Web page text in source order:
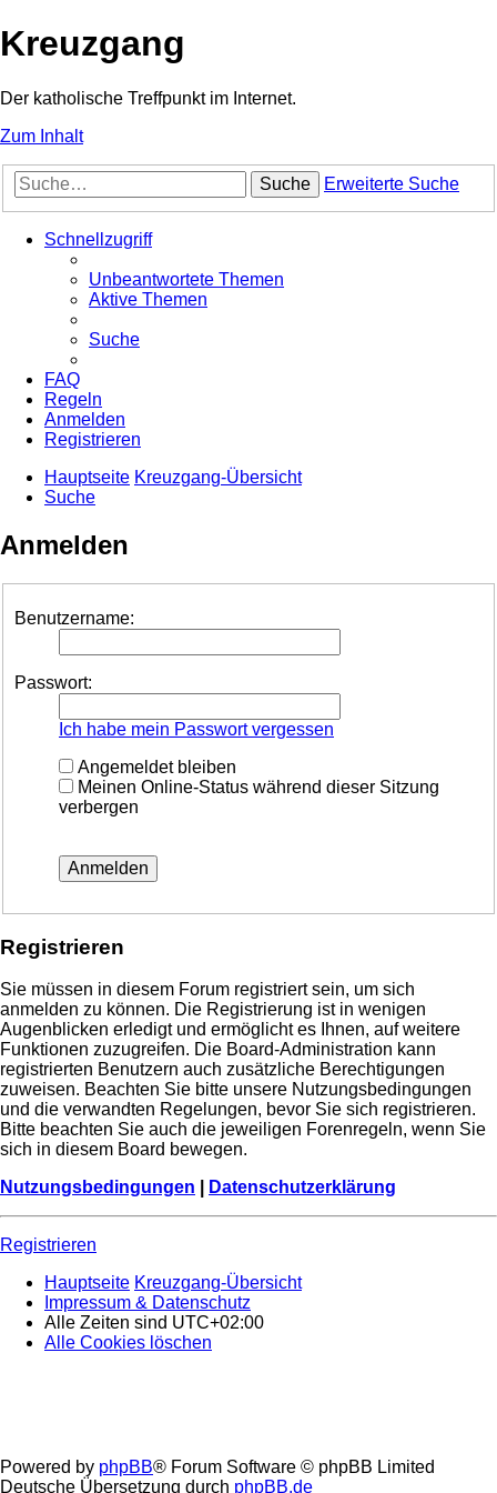
Kreuzgang
Der katholische Treffpunkt im Internet.
Zum Inhalt
Suche Erweiterte Suche
Schnellzugriff
Unbeantwortete Themen
Aktive Themen
Suche
FAQ
Regeln
Anmelden
Registrieren
Hauptseite Kreuzgang-Übersicht
Suche
Anmelden
Benutzername:
Passwort:
Ich habe mein Passwort vergessen
Angemeldet bleiben
Meinen Online-Status während dieser Sitzung
verbergen
Registrieren
Sie müssen in diesem Forum registriert sein, um sich
anmelden zu können. Die Registrierung ist in wenigen
Augenblicken erledigt und ermöglicht es Ihnen, auf weitere
Funktionen zuzugreifen. Die Board-Administration kann
registrierten Benutzern auch zusätzliche Berechtigungen
zuweisen. Beachten Sie bitte unsere Nutzungsbedingungen
und die verwandten Regelungen, bevor Sie sich registrieren.
Bitte beachten Sie auch die jeweiligen Forenregeln, wenn Sie
sich in diesem Board bewegen.
Nutzungsbedingungen
Datenschutzerklärung
Registrieren
Hauptseite Kreuzgang-Übersicht
Impressum & Datenschutz
Alle Zeiten sind UTC+02:00
Alle Cookies löschen
Powered by phpBB® Forum Software © phpBB Limited
Deutsche Übersetzung durch phpBB.de